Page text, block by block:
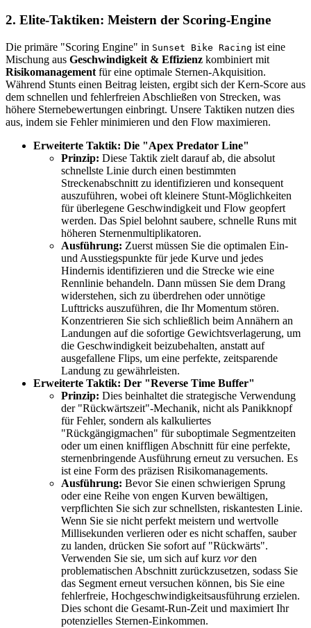
2. Elite-Taktiken: Meistern der Scoring-Engine
Die primäre "Scoring Engine" in Sunset Bike Racing ist eine
Mischung aus Geschwindigkeit & Effizienz kombiniert mit
Risikomanagement für eine optimale Sternen-Akquisition.
Während Stunts einen Beitrag leisten, ergibt sich der Kern-Score aus
dem schnellen und fehlerfreien Abschließen von Strecken, was
höhere Sternebewertungen einbringt. Unsere Taktiken nutzen dies
aus, indem sie Fehler minimieren und den Flow maximieren.
Erweiterte Taktik: Die "Apex Predator Line"
Prinzip: Diese Taktik zielt darauf ab, die absolut
schnellste Linie durch einen bestimmten
Streckenabschnitt zu identifizieren und konsequent
auszuführen, wobei oft kleinere Stunt-Möglichkeiten
für überlegene Geschwindigkeit und Flow geopfert
werden. Das Spiel belohnt saubere, schnelle Runs mit
höheren Sternenmultiplikatoren.
Ausführung: Zuerst müssen Sie die optimalen Ein-
und Ausstiegspunkte für jede Kurve und jedes
Hindernis identifizieren und die Strecke wie eine
Rennlinie behandeln. Dann müssen Sie dem Drang
widerstehen, sich zu überdrehen oder unnötige
Lufttricks auszuführen, die Ihr Momentum stören.
Konzentrieren Sie sich schließlich beim Annähern an
Landungen auf die sofortige Gewichtsverlagerung, um
die Geschwindigkeit beizubehalten, anstatt auf
ausgefallene Flips, um eine perfekte, zeitsparende
Landung zu gewährleisten.
Erweiterte Taktik: Der "Reverse Time Buffer"
Prinzip: Dies beinhaltet die strategische Verwendung
der "Rückwärtszeit"-Mechanik, nicht als Panikknopf
für Fehler, sondern als kalkuliertes
"Rückgängigmachen" für suboptimale Segmentzeiten
oder um einen kniffligen Abschnitt für eine perfekte,
sternenbringende Ausführung erneut zu versuchen. Es
ist eine Form des präzisen Risikomanagements.
Ausführung: Bevor Sie einen schwierigen Sprung
oder eine Reihe von engen Kurven bewältigen,
verpflichten Sie sich zur schnellsten, riskantesten Linie.
Wenn Sie sie nicht perfekt meistern und wertvolle
Millisekunden verlieren oder es nicht schaffen, sauber
zu landen, drücken Sie sofort auf "Rückwärts".
Verwenden Sie sie, um sich auf kurz vorden
problematischen Abschnitt zurückzusetzen, sodass Sie
das Segment erneut versuchen können, bis Sie eine
fehlerfreie, Hochgeschwindigkeitsausführung erzielen.
Dies schont die Gesamt-Run-Zeit und maximiert Ihr
potenzielles Sternen-Einkommen.